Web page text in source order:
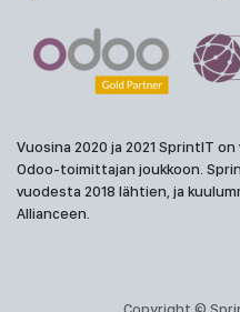
Vuosina 2020 ja 2021 SprintIT
Odoo-toimittajan joukkoon.
vuodesta 2018 lähtien, ja
Allianceen.
Copyright ©